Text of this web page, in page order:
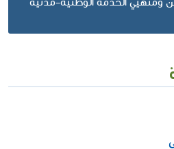
ومنهيي الخدمة الوطنية-مدنية